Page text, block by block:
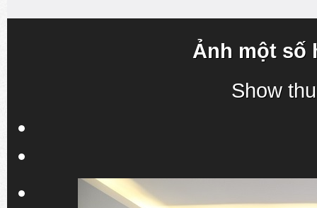
Ảnh một số
Show